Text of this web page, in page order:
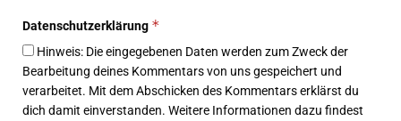
Datenschutzerklärung *
Hinweis: Die eingegebenen Daten werden zum Zweck der
Bearbeitung deines Kommentars von uns gespeichert und
verarbeitet. Mit dem Abschicken des Kommentars erklärst du
dich damit einverstanden. Weitere Informationen dazu findest